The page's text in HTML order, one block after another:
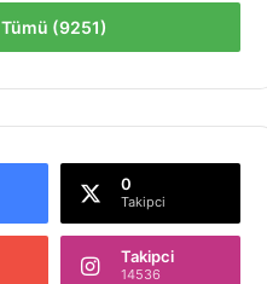
Tümü (9251)
0
Takipci
Takipci
14536